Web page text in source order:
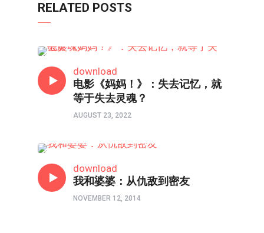
RELATED POSTS
download
电影《妈妈！》：失去记忆，就
等于失去灵魂？
AUGUST 23, 2022
download
我和婆婆：从仇敌到密友
NOVEMBER 12, 2014